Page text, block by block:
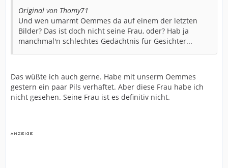
Original von Thomy71
Und wen umarmt Oemmes da auf einem der letzten
Bilder? Das ist doch nicht seine Frau, oder? Hab ja
manchmal'n schlechtes Gedächtnis für Gesichter...
Das wüßte ich auch gerne. Habe mit unserm Oemmes
gestern ein paar Pils verhaftet. Aber diese Frau habe ich
nicht gesehen. Seine Frau ist es definitiv nicht.